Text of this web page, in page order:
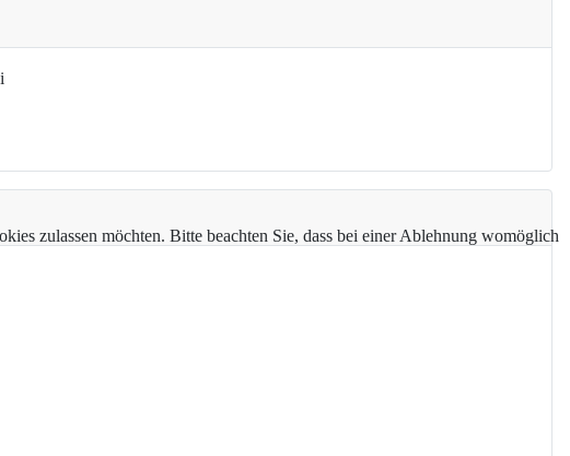
zulassen möchten. Bitte beachten Sie, dass bei einer Ablehnung womöglich